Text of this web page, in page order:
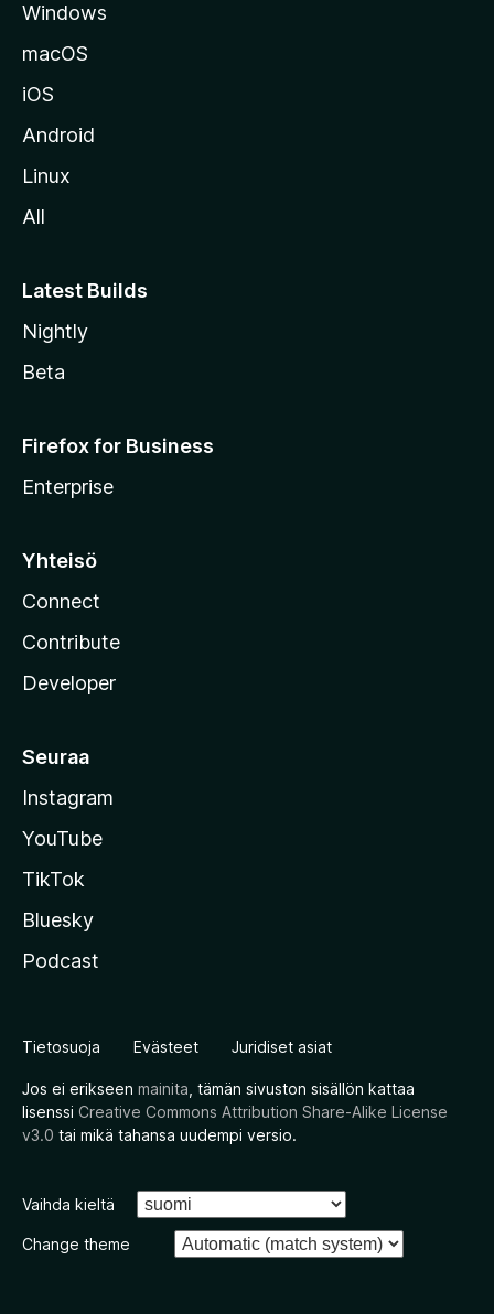
i
s
t
l
Windows
macOS
iOS
Android
Linux
All
Latest Builds
Nightly
Beta
Firefox for Business
Enterprise
Yhteisö
Connect
Contribute
Developer
Seuraa
Instagram
YouTube
TikTok
Bluesky
Podcast
Tietosuoja Evästeet Juridiset asiat
Jos ei erikseen mainita , tämän sivuston sisällön kattaa
lisenssi Creative Commons Attribution Share-Alike License
v3.0 tai mikä tahansa uudempi versio.
Vaihda kieltä
Change theme